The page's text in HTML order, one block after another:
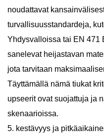
noudattavat
turvallisuusstandardeja,
Yhdysvalloissa tai EN 471
sanelevat heijastavan
jota tarvitaan
Täyttämällä nämä tiukat
upseerit ovat suojattuja ja
skenaarioissa.
5. kestävyys ja